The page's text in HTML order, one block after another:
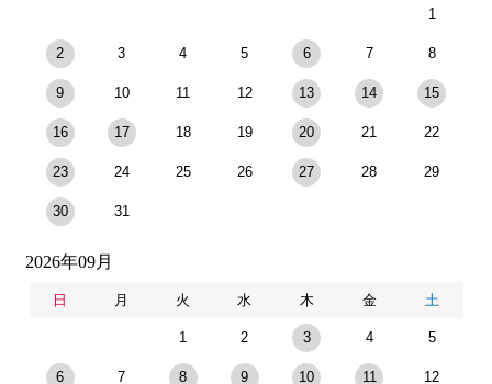
1
2 3 4 5 6 7 8
9 10 11 12 13 14 15
16 17 18 19 20 21 22
23 24 25 26 27 28 29
30 31
2026年09月
日 月 火 水 木 金 土
1 2 3 4 5
6 7 8 9 10 11 12